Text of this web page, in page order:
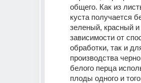
общего. Как из
куста получается
зеленый, красный
зависимости от
обработки, так и
производства
белого перца
плоды одного и